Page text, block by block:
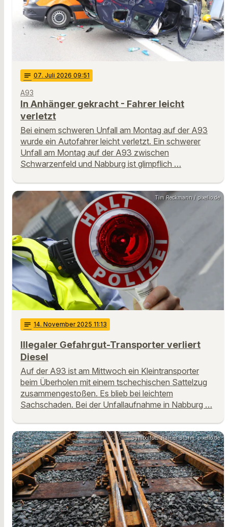
notes 07. Juli 2026 09:51
A93
In Anhänger gekracht - Fahrer leicht
verletzt
Bei einem schweren Unfall am Montag auf der A93
wurde ein Autofahrer leicht verletzt. Ein schwerer
Unfall am Montag auf der A93 zwischen
Schwarzenfeld und Nabburg ist glimpflich …
Tim Reckmann / pixelio.de
notes 14. November 2025 11:13
Illegaler Gefahrgut-Transporter verliert
Diesel
Auf der A93 ist am Mittwoch ein Kleintransporter
beim Überholen mit einem tschechischen Sattelzug
zusammengestoßen. Es blieb bei leichtem
Sachschaden. Bei der Unfallaufnahme in Nabburg …
Symbolfoto: Rainer Sturm, pixelio.de